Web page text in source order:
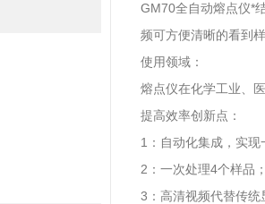
GM70全自动熔点仪*
频可方便清晰的看到
使用领域：
熔点仪在化学工业、
提高效率创新点：
1：自动化集成，实现
2：一次处理4个样品
3：高清视频代替传统